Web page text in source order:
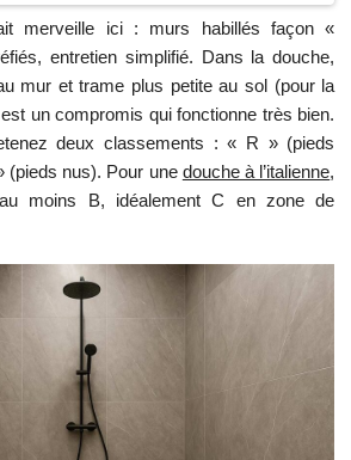
merveille ici : murs habillés façon «
entretien simplifié. Dans la douche,
mur et trame plus petite au sol (pour la
est un compromis qui fonctionne très bien.
deux classements : « R » (pieds
(pieds nus). Pour une douche à l’italienne,
moins B, idéalement C en zone de